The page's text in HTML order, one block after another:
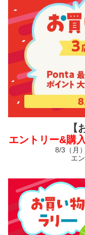
【
エントリー&購
8/3（月
エ